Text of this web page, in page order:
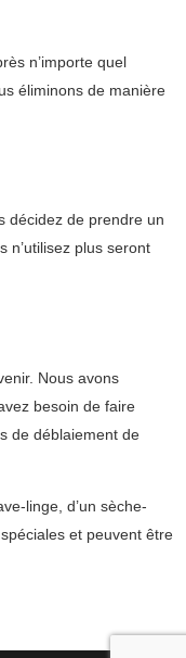
n’importe quel
éliminons de manière
décidez de prendre un
n’utilisez plus seront
Nous avons
besoin de faire
de déblaiement de
linge, d’un sèche-
et peuvent être